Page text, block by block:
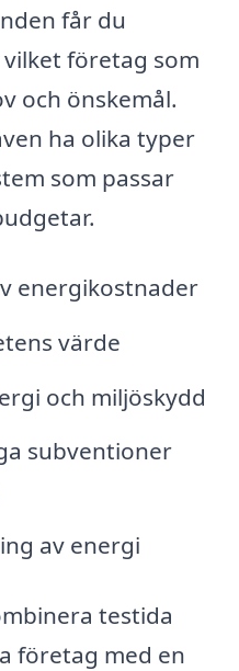
får du
företag som
och önskemål.
ha olika typer
som passar
energikostnader
värde
och miljöskydd
subventioner
av energi
testida
företag med en